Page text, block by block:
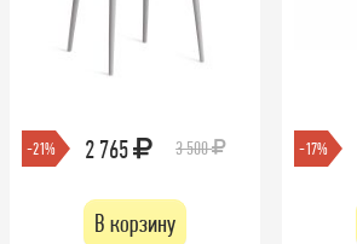
-21% 2 765 3 500
В корзину
-17%